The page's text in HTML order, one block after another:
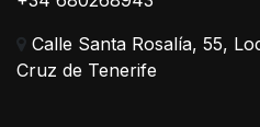
Calle Santa Rosalía, 55,
Cruz de Tenerife